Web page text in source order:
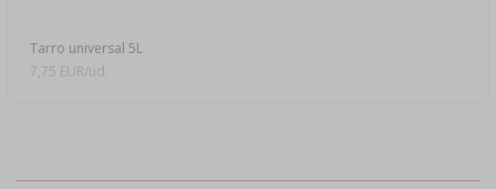
Tarro universal 5L
7,75 EUR/ud.